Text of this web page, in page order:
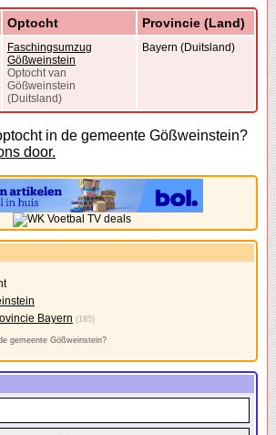
Optocht Provincie (Land)
Faschingsumzug
Gößweinstein
Optocht van
Gößweinstein
(Duitsland)
Bayern (Duitsland)
in de gemeente Gößweinstein?
door.
Bayern (185)
gemeente Gößweinstein?